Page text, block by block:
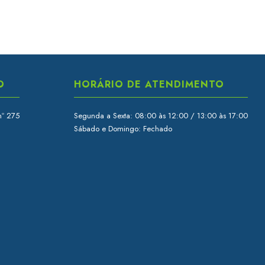
275
HORÁRIO DE ATENDIMENTO
Segunda a Sexta: 08:00 às 12:00 / 13:00 às 17:00
Sábado e Domingo: Fechado